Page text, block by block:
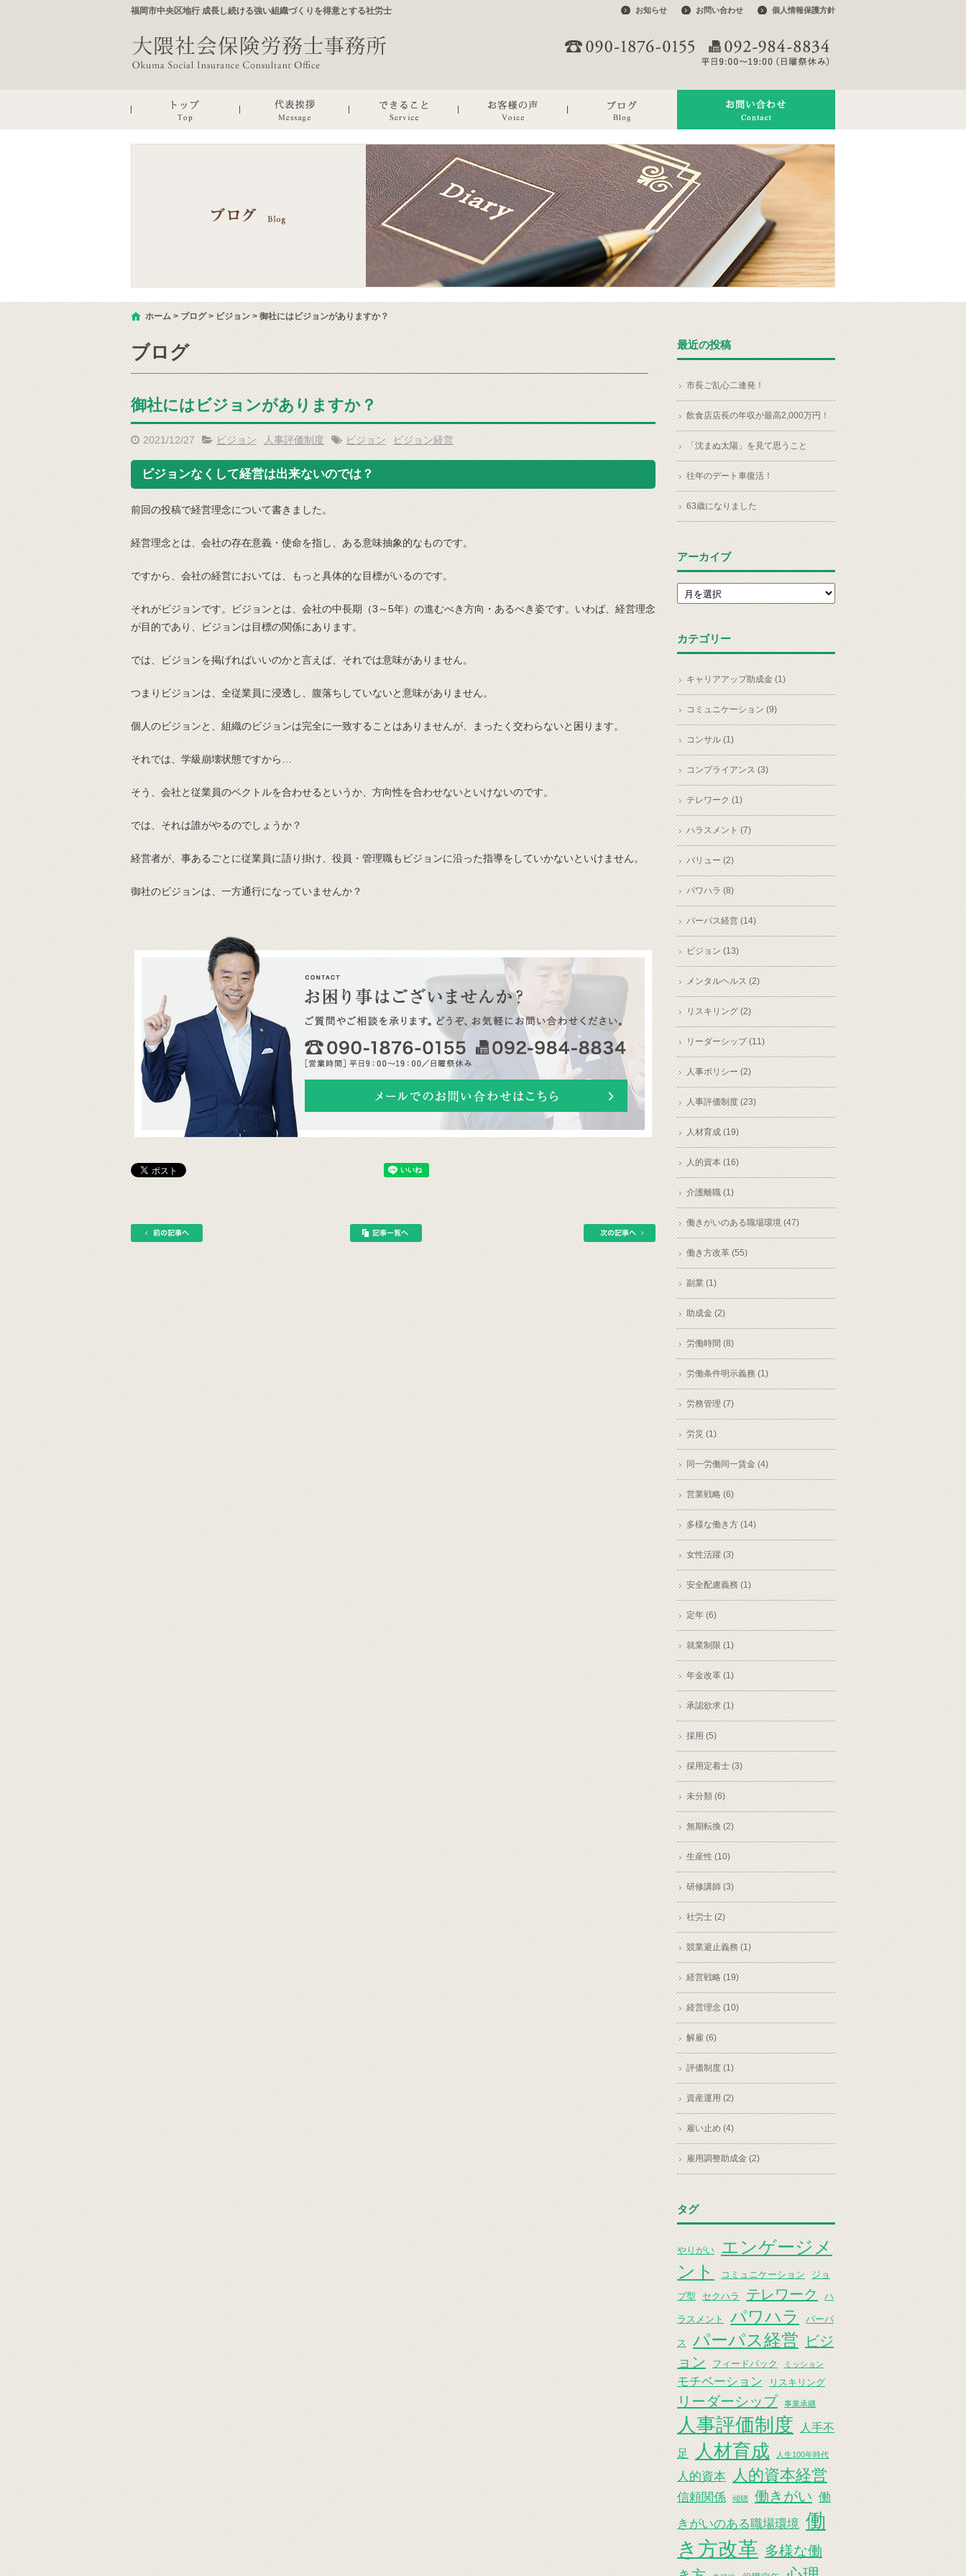
福岡市中央区地行 成長し続ける強い組織づくりを得意とする社労士 お知らせ お問い合わせ 個人情報保護方針
ホーム>ブログ>ビジョン>御社にはビジョンがありますか？
ブログ
御社にはビジョンがありますか？
2021/12/27 ビジョン 人事評価制度 ビジョン ビジョン経営
ビジョンなくして経営は出来ないのでは？
前回の投稿で経営理念について書きました。
経営理念とは、会社の存在意義・使命を指し、ある意味抽象的なものです。
ですから、会社の経営においては、もっと具体的な目標がいるのです。
それがビジョンです。ビジョンとは、会社の中長期（3～5年）の進むべき方向・あるべき姿です。いわば、経営理念
が目的であり、ビジョンは目標の関係にあります。
では、ビジョンを掲げればいいのかと言えば、それでは意味がありません。
つまりビジョンは、全従業員に浸透し、腹落ちしていないと意味がありません。
個人のビジョンと、組織のビジョンは完全に一致することはありませんが、まったく交わらないと困ります。
それでは、学級崩壊状態ですから…
そう、会社と従業員のベクトルを合わせるというか、方向性を合わせないといけないのです。
では、それは誰がやるのでしょうか？
経営者が、事あるごとに従業員に語り掛け、役員・管理職もビジョンに沿った指導をしていかないといけません。
御社のビジョンは、一方通行になっていませんか？
最近の投稿
市長ご乱心二連発！
飲食店店長の年収が最高2,000万円！
「沈まぬ太陽」を見て思うこと
往年のデート車復活！
63歳になりました
アーカイブ
アーカイブ
カテゴリー
キャリアアップ助成金 (1)
コミュニケーション (9)
コンサル (1)
コンプライアンス (3)
テレワーク (1)
ハラスメント (7)
バリュー (2)
パワハラ (8)
パーパス経営 (14)
ビジョン (13)
メンタルヘルス (2)
リスキリング (2)
リーダーシップ (11)
人事ポリシー (2)
人事評価制度 (23)
人材育成 (19)
人的資本 (16)
介護離職 (1)
働きがいのある職場環境 (47)
働き方改革 (55)
副業 (1)
助成金 (2)
労働時間 (8)
労働条件明示義務 (1)
労務管理 (7)
労災 (1)
同一労働同一賃金 (4)
営業戦略 (6)
多様な働き方 (14)
女性活躍 (3)
安全配慮義務 (1)
定年 (6)
就業制限 (1)
年金改革 (1)
承認欲求 (1)
採用 (5)
採用定着士 (3)
未分類 (6)
無期転換 (2)
生産性 (10)
研修講師 (3)
社労士 (2)
競業避止義務 (1)
経営戦略 (19)
経営理念 (10)
解雇 (6)
評価制度 (1)
資産運用 (2)
雇い止め (4)
雇用調整助成金 (2)
タグ
やりがい エンゲージメ
ント コミュニケーション ジョ
ブ型 セクハラ テレワーク ハ
ラスメント パワハラ パーパ
ス パーパス経営 ビジ
ョン フィードバック ミッション
モチベーション リスキリング
リーダーシップ 事業承継
人事評価制度 人手不
足 人材育成 人生100年時代
人的資本 人的資本経営
信頼関係 傾聴 働きがい 働
きがいのある職場環境 働
き方改革 多様な働